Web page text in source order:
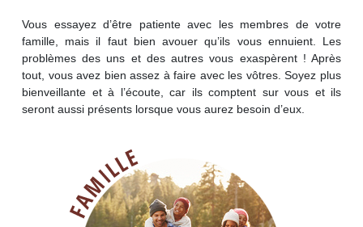
Vous essayez d’être patiente avec les membres de votre
famille, mais il faut bien avouer qu’ils vous ennuient. Les
problèmes des uns et des autres vous exaspèrent ! Après
tout, vous avez bien assez à faire avec les vôtres. Soyez plus
bienveillante et à l’écoute, car ils comptent sur vous et ils
seront aussi présents lorsque vous aurez besoin d’eux.